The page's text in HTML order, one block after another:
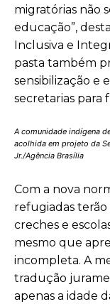
migratórias não
educação”,
Inclusiva e
pasta também
sensibilização e
secretarias para
A comunidade indígena
acolhida em projeto da
Jr./Agência Brasília
Com a nova
refugiadas
creches e
mesmo que
incompleta. A
tradução
apenas a idade